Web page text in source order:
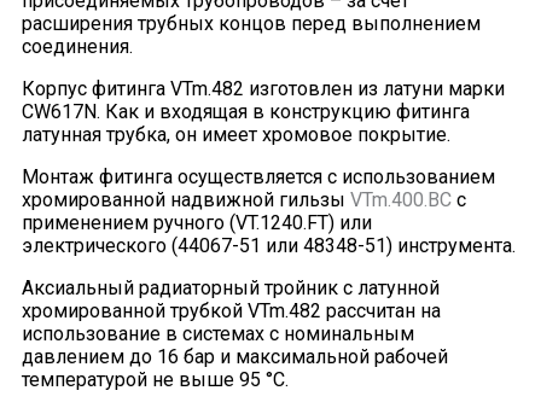
расширения трубных концов перед выполнением
соединения.
Корпус фитинга VTm.482 изготовлен из латуни марки
CW617N. Как и входящая в конструкцию фитинга
латунная трубка, он имеет хромовое покрытие.
Монтаж фитинга осуществляется с использованием
хромированной надвижной гильзы VTm.400.BCс
применением ручного (VT.1240.FT) или
электрического (44067-51 или 48348-51) инструмента.
Аксиальный радиаторный тройник с латунной
хромированной трубкой VTm.482 рассчитан на
использование в системах с номинальным
давлением до 16 бар и максимальной рабочей
температурой не выше 95 °С.